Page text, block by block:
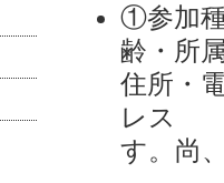
①参加
齢・
住所・
レス ※
す。尚